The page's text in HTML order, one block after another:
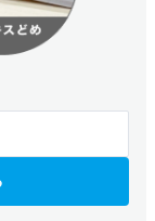
金で綴じたもの
。